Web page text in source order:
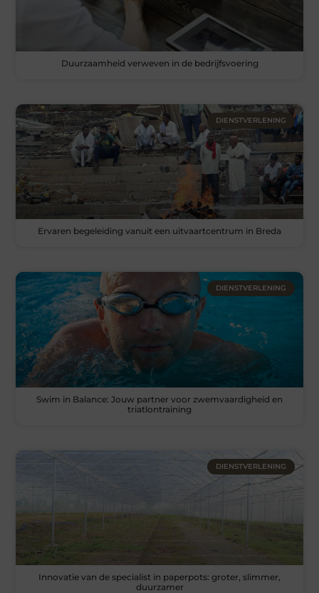
Duurzaamheid verweven in de bedrijfsvoering
DIENSTVERLENING
Ervaren begeleiding vanuit een uitvaartcentrum in Breda
DIENSTVERLENING
Swim in Balance: Jouw partner voor zwemvaardigheid en
triatlontraining
DIENSTVERLENING
Innovatie van de specialist in paperpots: groter, slimmer,
duurzamer